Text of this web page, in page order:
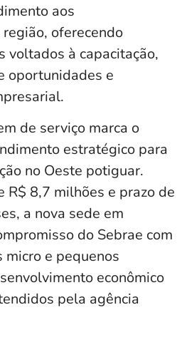
aos
oferecendo
voltados à capacitação,
oportunidades e
de serviço marca o
estratégico para
no Oeste potiguar.
R$ 8,7 milhões e prazo de
a nova sede em
do Sebrae com
e pequenos
econômico
pela agência